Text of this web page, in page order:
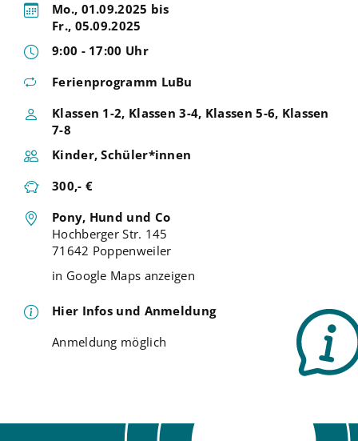
Mo., 01.09.2025 bis
Fr., 05.09.2025
9:00 - 17:00 Uhr
Ferienprogramm LuBu
Klassen 1-2, Klassen 3-4, Klassen 5-6, Klassen
7-8
Kinder, Schüler*innen
300,- €
Pony, Hund und Co
Hochberger Str. 145
71642 Poppenweiler
in Google Maps anzeigen
Hier Infos und Anmeldung
Anmeldung möglich